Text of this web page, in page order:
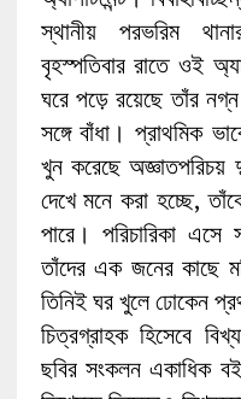
স্থানীয় পরভরিম
বৃহস্পতিবার রাতে ওই
ঘরে পড়ে রয়েছে তাঁর
সঙ্গে বাঁধা। প্রাথমিক
খুন করেছে অজ্ঞাতপরিচয়
দেখে মনে করা হচ্ছে,
পারে। পরিচারিকা এসে
তাঁদের এক জনের কাছে
তিনিই ঘর খুলে ঢোকেন
চিত্রগ্রাহক হিসেবে
ছবির সংকলন একাধিক